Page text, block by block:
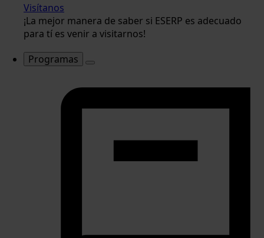
Visítanos
¡La mejor manera de saber si ESERP es adecuado
para tí es venir a visitarnos!
Programas